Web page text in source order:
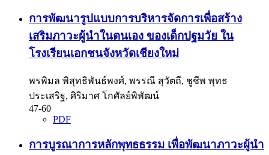
การพัฒนารูปแบบการบริหารจัดการเพื่อสร้าง
เสริมภาวะผู้นำในตนเอง ของเด็กปฐมวัย ใน
โรงเรียนเอกชนจังหวัดเชียงใหม่
พรพิมล พิสุทธิพันธ์พงศ์, พรรณี สุวัตถี, ชูชีพ พุทธ
ประเสริฐ, ศิริมาศ โกศัลย์พิพัฒน์
47-60
PDF
การบูรณาการหลักพุทธธรรม เพื่อพัฒนาภาวะผู้นำ